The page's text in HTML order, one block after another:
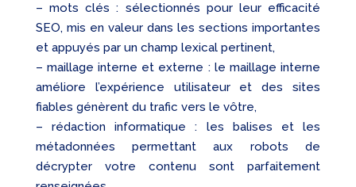
– mots clés : sélectionnés pour leur efficacité
SEO, mis en valeur dans les sections importantes
et appuyés par un champ lexical pertinent,
– maillage interne et externe : le maillage interne
améliore l’expérience utilisateur et des sites
fiables génèrent du trafic vers le vôtre,
– rédaction informatique : les balises et les
métadonnées permettant aux robots de
décrypter votre contenu sont parfaitement